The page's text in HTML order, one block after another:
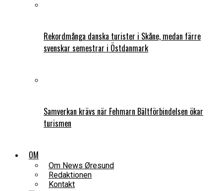
Rekordmånga danska turister i Skåne, medan färre
svenskar semestrar i Östdanmark
Samverkan krävs när Fehmarn Bältförbindelsen ökar
turismen
OM
Om News Øresund
Redaktionen
Kontakt